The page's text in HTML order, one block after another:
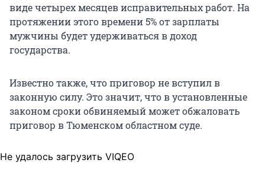
виде четырех месяцев исправительных работ. На
протяжении этого времени 5% от зарплаты
мужчины будет удерживаться в доход
государства.
Известно также, что приговор не вступил в
законную силу. Это значит, что в установленные
законом сроки обвиняемый может обжаловать
приговор в Тюменском областном суде.
Не удалось загрузить VIQEO